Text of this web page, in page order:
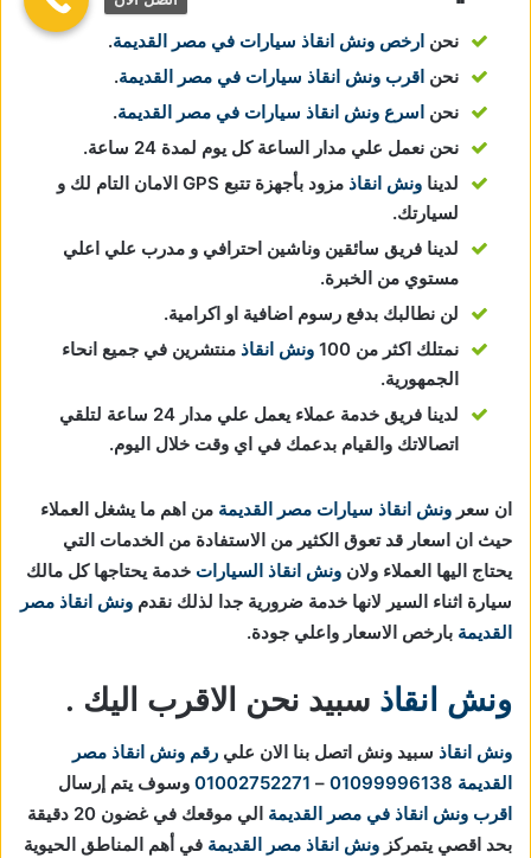
نحن ارخص ونش انقاذ سيارات في مصر القديمة.
نحن اقرب ونش انقاذ سيارات في مصر القديمة.
نحن اسرع ونش انقاذ سيارات في مصر القديمة.
نحن نعمل علي مدار الساعة كل يوم لمدة 24 ساعة.
لدينا ونش انقاذ
مزود بأجهزة تتبع GPS الامان التام لك و
لسيارتك.
لدينا فريق سائقين وناشين احترافي و مدرب علي اعلي
مستوي من الخبرة.
لن نطالبك بدفع رسوم اضافية او اكرامية.
نمتلك اكثر من 100
ونش انقاذ منتشرين في جميع انحاء
الجمهورية.
لدينا فريق خدمة عملاء يعمل علي مدار 24 ساعة لتلقي
اتصالاتك والقيام بدعمك في اي وقت خلال اليوم.
ان سعر ونش انقاذ سيارات مصر القديمة من اهم ما يشغل العملاء
حيث ان اسعار قد تعوق الكثير من الاستفادة من الخدمات التي
يحتاج اليها العملاء ولان ونش انقاذ السيارات خدمة يحتاجها كل مالك
سيارة اثناء السير لانها خدمة ضرورية جدا لذلك نقدم ونش انقاذ مصر
القديمة بارخص الاسعار واعلي جودة.
ونش انقاذ سبيد نحن الاقرب اليك .
ونش انقاذ سبيد ونش اتصل بنا الان علي رقم ونش انقاذ مصر
القديمة 01099996138
–
01002752271 وسوف يتم إرسال
اقرب ونش انقاذ في مصر القديمة
الي موقعك في غضون 20 دقيقة
بحد اقصي يتمركز ونش انقاذ مصر القديمة في أهم المناطق الحيوية